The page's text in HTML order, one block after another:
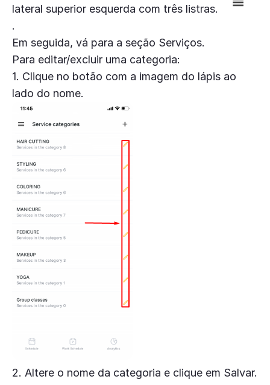
lateral superior esquerda com três listras.
.
Em seguida, vá para a seção Serviços.
Para editar/excluir uma categoria:
1. Clique no botão com a imagem do lápis ao
lado do nome.
2. Altere o nome da categoria e clique em Salvar.